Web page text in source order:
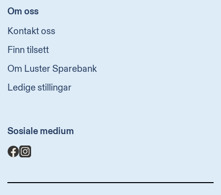
Om oss
Kontakt oss
Finn tilsett
Om Luster Sparebank
Ledige stillingar
Sosiale medium